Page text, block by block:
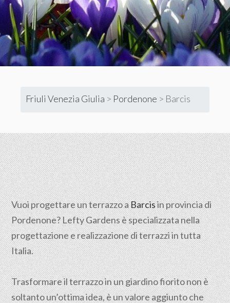
Friuli Venezia Giulia > Pordenone > Barcis
Vuoi progettare un terrazzo aBarcisin provincia di
Pordenone? Lefty Gardens è specializzata nella
progettazione e realizzazione di terrazzi in tutta
Italia.
Trasformare il terrazzo in un giardino fiorito non è
soltanto un’ottima idea, è un valore aggiunto che